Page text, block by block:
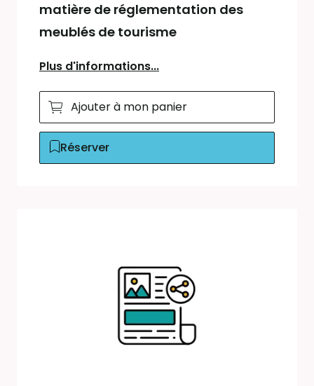
matière de réglementation des
meublés de tourisme
Plus d'informations...
Ajouter à mon panier
Réserver